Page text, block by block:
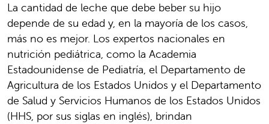
La cantidad de leche que debe beber su hijo
depende de su edad y, en la mayoría de los casos,
más no es mejor. Los expertos nacionales en
nutrición pediátrica, como la Academia
Estadounidense de Pediatría, el Departamento de
Agricultura de los Estados Unidos y el Departamento
de Salud y Servicios Humanos de los Estados Unidos
(HHS, por sus siglas en inglés), brindan